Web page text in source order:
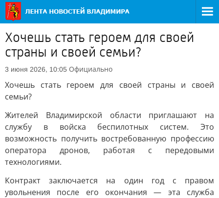
Хочешь стать героем для своей
страны и своей семьи?
3 июня 2026, 10:05 Официально
Хочешь стать героем для своей страны и своей
семьи?
Жителей Владимирской области приглашают на
службу в войска беспилотных систем. Это
возможность получить востребованную профессию
оператора дронов, работая с передовыми
технологиями.
Контракт заключается на один год с правом
увольнения после его окончания — эта служба